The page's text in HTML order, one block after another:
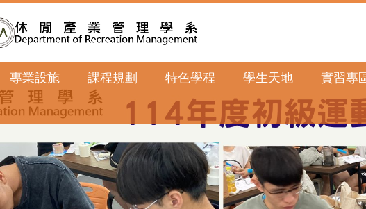
專業設施 課程規劃 特色學程 學生天地 實習專